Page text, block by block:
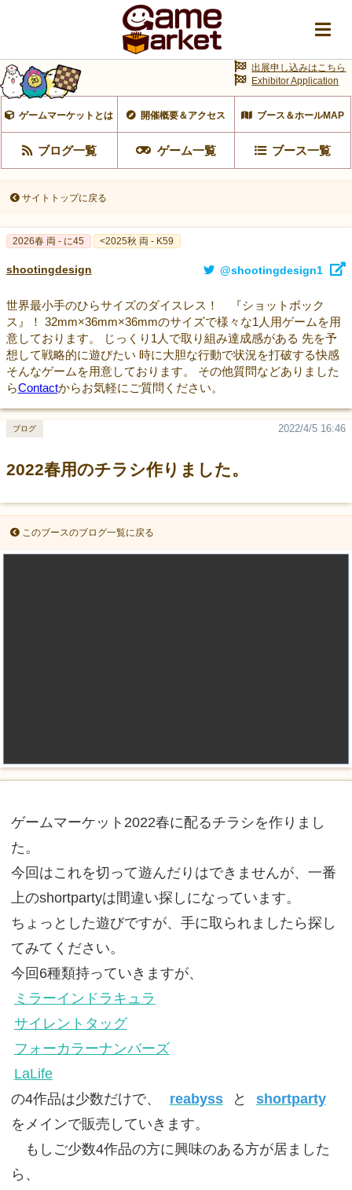
ゲームマーケットとは 開催概要＆アクセス ブース＆ホールMAP
ブログ一覧 ゲーム一覧 ブース一覧
出展申し込みはこちら
Exhibitor Application
サイトトップに戻る
2026春 両 - に45 <2025秋 両 - K59
shootingdesign @shootingdesign1
世界最小手のひらサイズのダイスレス！ 『ショットボック
ス』！ 32mm×36mm×36mmのサイズで様々な1人用ゲームを用
意しております。 じっくり1人で取り組み達成感がある 先を予
想して戦略的に遊びたい 時に大胆な行動で状況を打破する快感
そんなゲームを用意しております。 その他質問などありました
らContactからお気軽にご質問ください。
2022春用のチラシ作りました。
2022/4/5 16:46
ブログ
このブースのブログ一覧に戻る
ゲームマーケット2022春に配るチラシを作りまし
た。
今回はこれを切って遊んだりはできませんが、一番
上のshortpartyは間違い探しになっています。
ちょっとした遊びですが、手に取られましたら探し
てみてください。
今回6種類持っていきますが、
ミラーインドラキュラ
サイレントタッグ
フォーカラーナンバーズ
LaLife
の4作品は少数だけで、
reabyss と
shortparty
をメインで販売していきます。
もしご少数4作品の方に興味のある方が居ました
ら、